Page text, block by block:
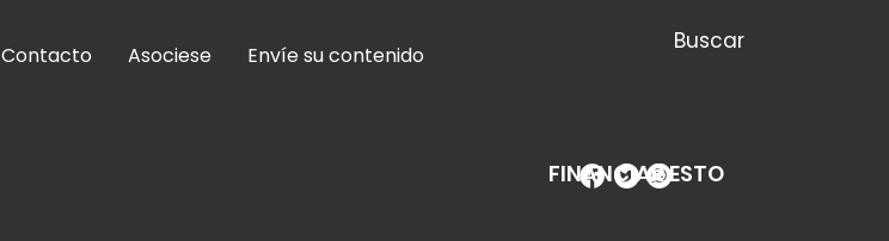
Contacto Asociese Envíe su contenido
Buscar
FINANCIAR ESTO